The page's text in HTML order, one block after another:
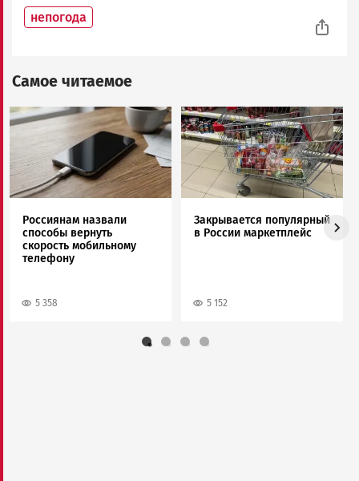
непогода
Самое читаемое
Image
Россиянам назвали
способы вернуть
скорость мобильному
телефону
5 358
Image
Закрывается популярный
в России маркетплейс
5 152